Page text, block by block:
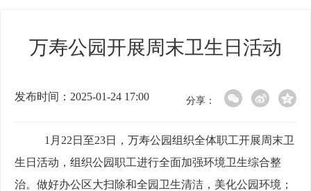
万寿公园开展周末卫生日活动
发布时间：2025-01-24 17:00 分享：
1月22日至23日，万寿公园组织全体职工开展周末卫
生日活动，组织公园职工进行全面加强环境卫生综合整
治。做好办公区大扫除和全园卫生清洁，美化公园环境；